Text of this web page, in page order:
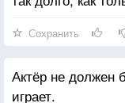
Сохранить
Актёр не должен
играет.